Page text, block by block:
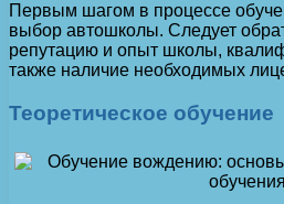
Первым шагом в процессе
выбор автошколы. Следует
репутацию и опыт школы,
также наличие необходимых
Теоретическое обучение